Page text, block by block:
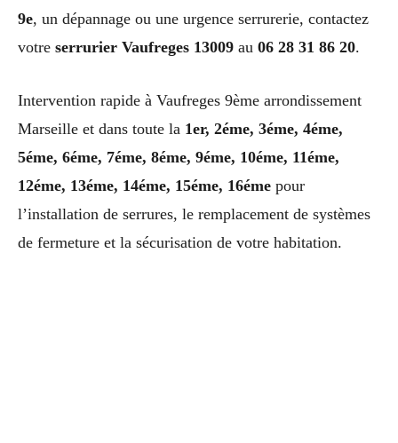
9e, un dépannage ou une urgence serrurerie, contactez
votre serrurier Vaufreges 13009 au 06 28 31 86 20.
Intervention rapide à Vaufreges 9ème arrondissement
Marseille et dans toute la 1er, 2éme, 3éme, 4éme,
5éme, 6éme, 7éme, 8éme, 9éme, 10éme, 11éme,
12éme, 13éme, 14éme, 15éme, 16éme pour
l’installation de serrures, le remplacement de systèmes
de fermeture et la sécurisation de votre habitation.